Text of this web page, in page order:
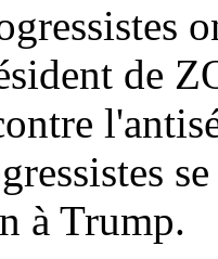
de
à Trump.